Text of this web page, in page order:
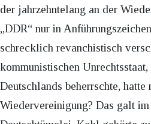
der jahrzehntelang an der
„DDR“ nur in
schrecklich revanchistisch
kommunistischen
Deutschlands beherrschte, hatte
Wiedervereinigung? Das galt